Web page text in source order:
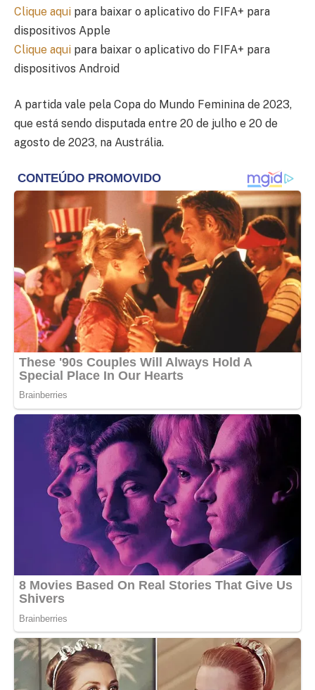
Clique aqui para baixar o aplicativo do FIFA+ para
dispositivos Apple
Clique aqui para baixar o aplicativo do FIFA+ para
dispositivos Android
A partida vale pela Copa do Mundo Feminina de 2023,
que está sendo disputada entre 20 de julho e 20 de
agosto de 2023, na Austrália.